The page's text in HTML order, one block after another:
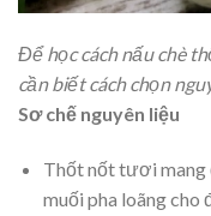
Để học cách nấu chè
cần biết cách chọn
Sơ chế nguyên liệu
Thốt nốt tươi mang
muối pha loãng cho